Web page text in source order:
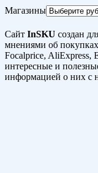
Магазины
Сайт InSKU создан
мнениями об
Focalprice, AliExpress,
интересные и
информацией о них с